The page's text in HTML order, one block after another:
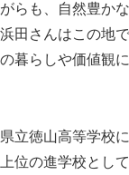
らも、自然豊か
田さんはこの地
暮らしや価値観
立徳山高等学校
位の進学校とし